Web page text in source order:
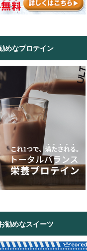
めなプロテイン
勧めなスイーツ